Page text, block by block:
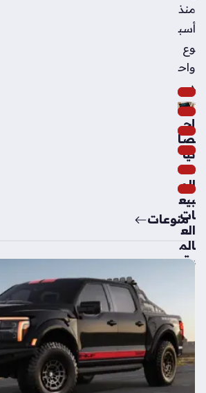
منذ
أسب
وع
واح
د
إح
صا
ئيا
ت
الم
بيع
ات
الع
الم
ية
سي
ارة
الك
منوعات